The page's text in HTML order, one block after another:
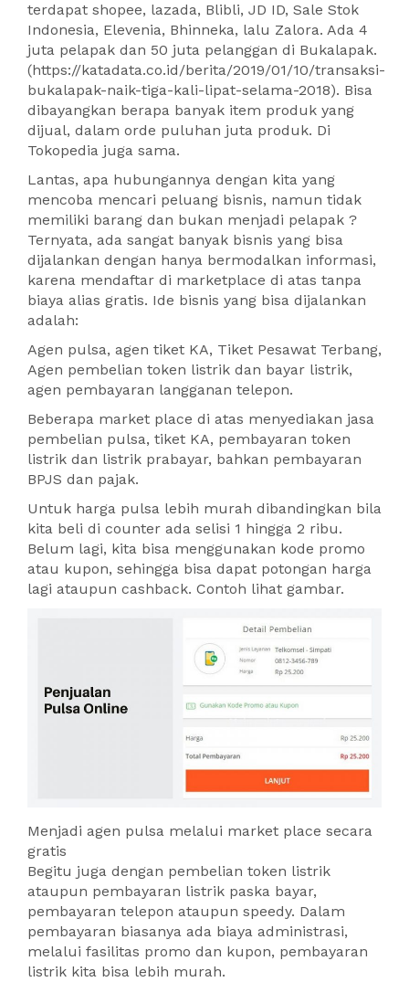
terdapat shopee, lazada, Blibli, JD ID, Sale Stok
Indonesia, Elevenia, Bhinneka, lalu Zalora. Ada 4
juta pelapak dan 50 juta pelanggan di Bukalapak.
(https://katadata.co.id/berita/2019/01/10/transaksi-
bukalapak-naik-tiga-kali-lipat-selama-2018). Bisa
dibayangkan berapa banyak item produk yang
dijual, dalam orde puluhan juta produk. Di
Tokopedia juga sama.
Lantas, apa hubungannya dengan kita yang
mencoba mencari peluang bisnis, namun tidak
memiliki barang dan bukan menjadi pelapak ?
Ternyata, ada sangat banyak bisnis yang bisa
dijalankan dengan hanya bermodalkan informasi,
karena mendaftar di marketplace di atas tanpa
biaya alias gratis. Ide bisnis yang bisa dijalankan
adalah:
Agen pulsa, agen tiket KA, Tiket Pesawat Terbang,
Agen pembelian token listrik dan bayar listrik,
agen pembayaran langganan telepon.
Beberapa market place di atas menyediakan jasa
pembelian pulsa, tiket KA, pembayaran token
listrik dan listrik prabayar, bahkan pembayaran
BPJS dan pajak.
Untuk harga pulsa lebih murah dibandingkan bila
kita beli di counter ada selisi 1 hingga 2 ribu.
Belum lagi, kita bisa menggunakan kode promo
atau kupon, sehingga bisa dapat potongan harga
lagi ataupun cashback. Contoh lihat gambar.
Menjadi agen pulsa melalui market place secara
gratis
Begitu juga dengan pembelian token listrik
ataupun pembayaran listrik paska bayar,
pembayaran telepon ataupun speedy. Dalam
pembayaran biasanya ada biaya administrasi,
melalui fasilitas promo dan kupon, pembayaran
listrik kita bisa lebih murah.